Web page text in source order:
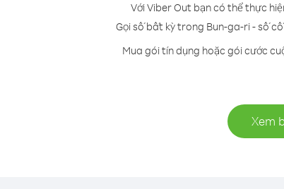
Với Viber Out bạn có thể thực
Gọi số bất kỳ trong Bun-ga-ri - số
Mua gói tín dụng hoặc gói cước
Xem